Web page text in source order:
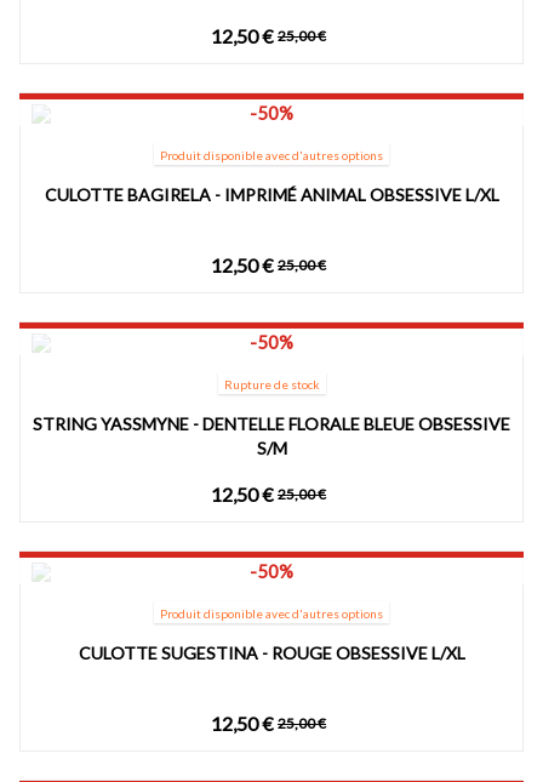
12,50 € 25,00 €
-50%
Produit disponible avec d'autres options
CULOTTE BAGIRELA - IMPRIMÉ ANIMAL OBSESSIVE L/XL
12,50 € 25,00 €
-50%
Rupture de stock
STRING YASSMYNE - DENTELLE FLORALE BLEUE OBSESSIVE
S/M
12,50 € 25,00 €
-50%
Produit disponible avec d'autres options
CULOTTE SUGESTINA - ROUGE OBSESSIVE L/XL
12,50 € 25,00 €